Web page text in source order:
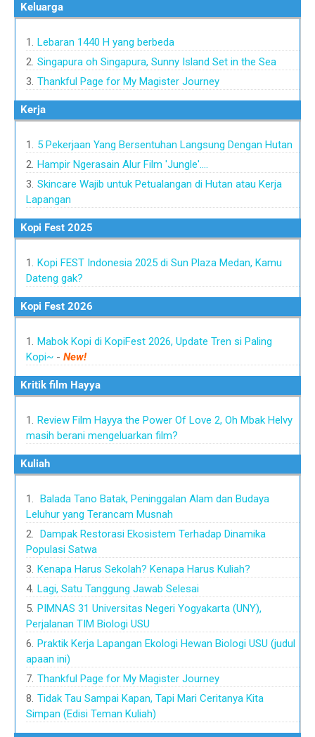
Keluarga
Lebaran 1440 H yang berbeda
Singapura oh Singapura, Sunny Island Set in the Sea
Thankful Page for My Magister Journey
Kerja
5 Pekerjaan Yang Bersentuhan Langsung Dengan Hutan
Hampir Ngerasain Alur Film 'Jungle'....
Skincare Wajib untuk Petualangan di Hutan atau Kerja
Lapangan
Kopi Fest 2025
Kopi FEST Indonesia 2025 di Sun Plaza Medan, Kamu
Dateng gak?
Kopi Fest 2026
Mabok Kopi di KopiFest 2026, Update Tren si Paling
Kopi~ -New!
Kritik film Hayya
Review Film Hayya the Power Of Love 2, Oh Mbak Helvy
masih berani mengeluarkan film?
Kuliah
Balada Tano Batak, Peninggalan Alam dan Budaya
Leluhur yang Terancam Musnah
Dampak Restorasi Ekosistem Terhadap Dinamika
Populasi Satwa
Kenapa Harus Sekolah? Kenapa Harus Kuliah?
Lagi, Satu Tanggung Jawab Selesai
PIMNAS 31 Universitas Negeri Yogyakarta (UNY),
Perjalanan TIM Biologi USU
Praktik Kerja Lapangan Ekologi Hewan Biologi USU (judul
apaan ini)
Thankful Page for My Magister Journey
Tidak Tau Sampai Kapan, Tapi Mari Ceritanya Kita
Simpan (Edisi Teman Kuliah)